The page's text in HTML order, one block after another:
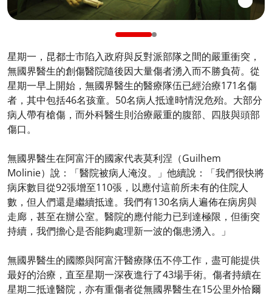
星期一，昆都士市陷入政府與反對派部隊之間的嚴重衝突，
無國界醫生的創傷醫院隨後因大量傷者湧入而不勝負荷。從
星期一早上開始，無國界醫生的醫療隊伍已經治療171名傷
者，其中包括46名孩童。50名病人抵達時情況危殆。大部分
病人帶有槍傷，而外科醫生則治療嚴重的腹部、四肢與頭部
傷口。
無國界醫生在阿富汗的國家代表莫利涅（Guilhem
Molinie）說：「醫院被病人淹沒。」他續說：「我們很快將
病床數目從92張增至110張，以應付這前所未有的住院人
數，但人們還是繼續抵達。我們有130名病人遍佈在病房與
走廊，甚至在辦公室。醫院的應付能力已到達極限，但衝突
持續，我們擔心是否能夠處理新一波的傷患湧入。」
無國界醫生的國際與阿富汗醫療隊伍不停工作，盡可能提供
最好的治療，直至星期一深夜進行了43場手術。傷者持續在
星期二抵達醫院，亦有重傷者從無國界醫生在15公里外恰爾